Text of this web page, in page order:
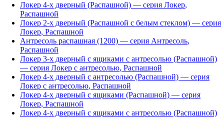
Локер 4-х дверный (Распашной) — серия Локер,
Распашной
Локер 2-х дверный (Распашной с белым стеклом) — серия
Локер, Распашной
Антресоль распашная (1200) — серия Антресоль,
Распашной
Локер 3-х дверный с ящиками с антресолью (Распашной)
— серия Локер с антресолью, Распашной
Локер 4-х дверный с антресолью (Распашной) — серия
Локер с антресолью, Распашной
Локер 4-х дверный с ящиками (Распашной) — серия
Локер, Распашной
Локер 4-х дверный с ящиками с антресолью (Распашной)